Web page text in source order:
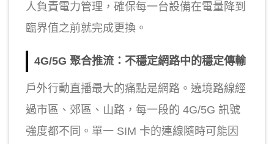
人負責電力管理，確保每一台設備在電量降到
臨界值之前就完成更換。
4G/5G 聚合推流：不穩定網路中的穩定傳輸
戶外行動直播最大的痛點是網路。遶境路線經
過市區、郊區、山路，每一段的 4G/5G 訊號
強度都不同。單一 SIM 卡的連線隨時可能因